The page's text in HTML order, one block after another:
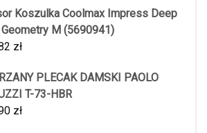
Koszulka Coolmax Impress Deep
Geometry M (5690941)
zł
PLECAK DAMSKI PAOLO
T-73-HBR
zł